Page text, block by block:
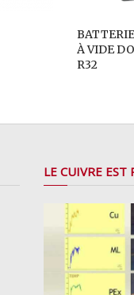
À VIDE
R32
LE CUIVRE EST